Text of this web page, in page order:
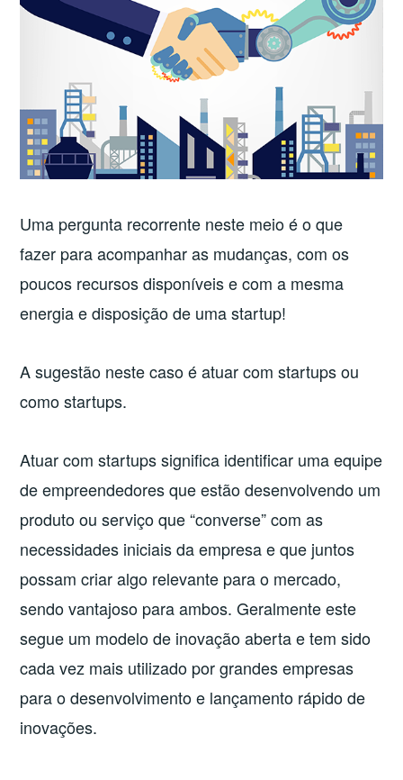
Uma pergunta recorrente neste meio é o que
fazer para acompanhar as mudanças, com os
poucos recursos disponíveis e com a mesma
energia e disposição de uma startup!
A sugestão neste caso é atuar com startups ou
como startups.
Atuar com startups significa identificar uma equipe
de empreendedores que estão desenvolvendo um
produto ou serviço que “converse” com as
necessidades iniciais da empresa e que juntos
possam criar algo relevante para o mercado,
sendo vantajoso para ambos. Geralmente este
segue um modelo de inovação aberta e tem sido
cada vez mais utilizado por grandes empresas
para o desenvolvimento e lançamento rápido de
inovações.